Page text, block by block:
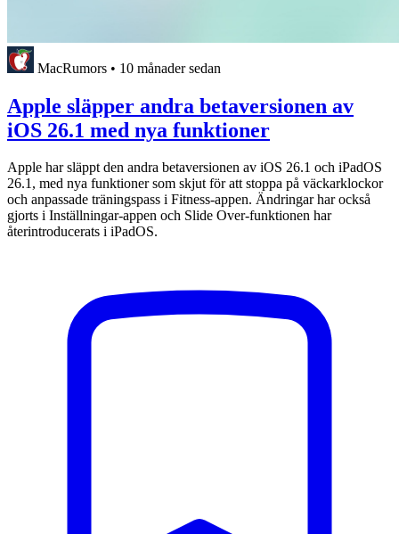
MacRumors • 10 månader sedan
Apple släpper andra betaversionen av
iOS 26.1 med nya funktioner
Apple har släppt den andra betaversionen av iOS 26.1 och iPadOS
26.1, med nya funktioner som skjut för att stoppa på väckarklockor
och anpassade träningspass i Fitness-appen. Ändringar har också
gjorts i Inställningar-appen och Slide Over-funktionen har
återintroducerats i iPadOS.